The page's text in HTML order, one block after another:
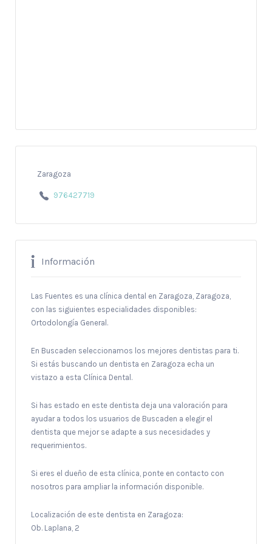
Zaragoza
976427719
Información
Las Fuentes es una clínica dental en Zaragoza, Zaragoza,
con las siguientes especialidades disponibles:
Ortodolongía General.
En Buscaden seleccionamos los mejores dentistas para ti.
Si estás buscando un dentista en Zaragoza echa un
vistazo a esta Clínica Dental.
Si has estado en este dentista deja una valoración para
ayudar a todos los usuarios de Buscaden a elegir el
dentista que mejor se adapte a sus necesidades y
requerimientos.
Si eres el dueño de esta clínica, ponte en contacto con
nosotros para ampliar la información disponible.
Localización de este dentista en Zaragoza:
Ob. Laplana, 2